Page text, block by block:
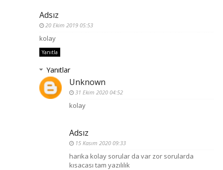
Adsız
20 Ekim 2019 05:53
kolay
Yanıtla
Yanıtlar
Unknown
31 Ekim 2020 04:52
kolay
Adsız
15 Kasım 2020 09:33
harika kolay sorular da var zor sorularda
kısacası tam yazılılık